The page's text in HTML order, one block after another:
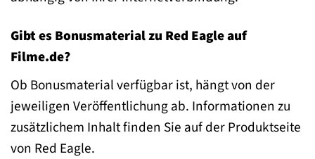
Gibt es Bonusmaterial zu Red Eagle auf
Filme.de?
Ob Bonusmaterial verfügbar ist, hängt von der
jeweiligen Veröffentlichung ab. Informationen zu
zusätzlichem Inhalt finden Sie auf der Produktseite
von Red Eagle.